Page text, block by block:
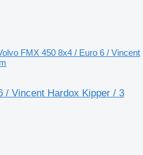
FMX 450 8x4 / Euro 6 / Vincent
/ Vincent Hardox Kipper / 3